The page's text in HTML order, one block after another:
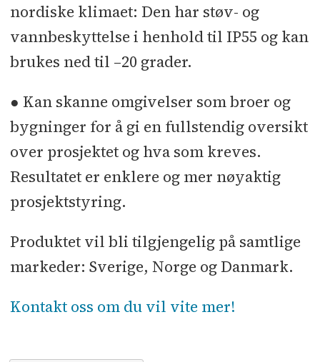
nordiske klimaet: Den har støv- og
vannbeskyttelse i henhold til IP55 og kan
brukes ned til –20 grader.
● Kan skanne omgivelser som broer og
bygninger for å gi en fullstendig oversikt
over prosjektet og hva som kreves.
Resultatet er enklere og mer nøyaktig
prosjektstyring.
Produktet vil bli tilgjengelig på samtlige
markeder: Sverige, Norge og Danmark.
Kontakt oss om du vil vite mer!